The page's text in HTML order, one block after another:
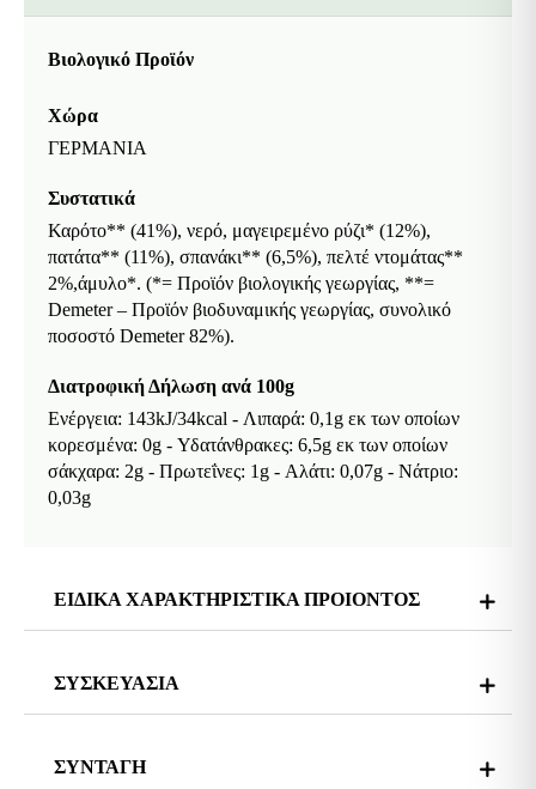
Βιολογικό Προϊόν
Χώρα
ΓΕΡΜΑΝΙΑ
Συστατικά
Καρότο** (41%), νερό, μαγειρεμένο ρύζι* (12%),
πατάτα** (11%), σπανάκι** (6,5%), πελτέ ντομάτας**
2%,άμυλο*. (*= Προϊόν βιολογικής γεωργίας, **=
Demeter – Προϊόν βιοδυναμικής γεωργίας, συνολικό
ποσοστό Demeter 82%).
Διατροφική Δήλωση ανά 100g
Ενέργεια: 143kJ/34kcal - Λιπαρά: 0,1g εκ των οποίων
κορεσμένα: 0g - Υδατάνθρακες: 6,5g εκ των οποίων
σάκχαρα: 2g - Πρωτεΐνες: 1g - Αλάτι: 0,07g - Νάτριο:
0,03g
ΣΥΝΤΑΓΗ
ΕΙΔΙΚΑ ΧΑΡΑΚΤΗΡΙΣΤΙΚΑ ΠΡΟΙΟΝΤΟΣ
ΣΥΣΚΕΥΑΣΙΑ